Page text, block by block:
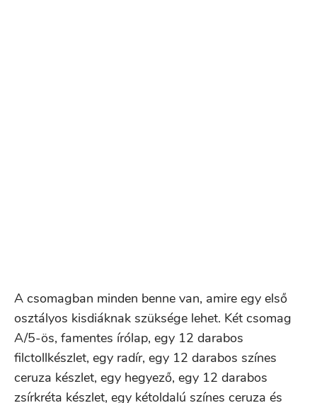
A csomagban minden benne van, amire egy első
osztályos kisdiáknak szüksége lehet. Két csomag
A/5-ös, famentes írólap, egy 12 darabos
filctollkészlet, egy radír, egy 12 darabos színes
ceruza készlet, egy hegyező, egy 12 darabos
zsírkréta készlet, egy kétoldalú színes ceruza és